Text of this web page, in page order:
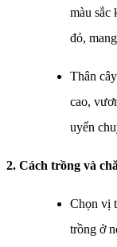
màu sắc
đỏ,
Thân
cao,
uyển
2. Cách trồng và
Chọn vị
trồng ở